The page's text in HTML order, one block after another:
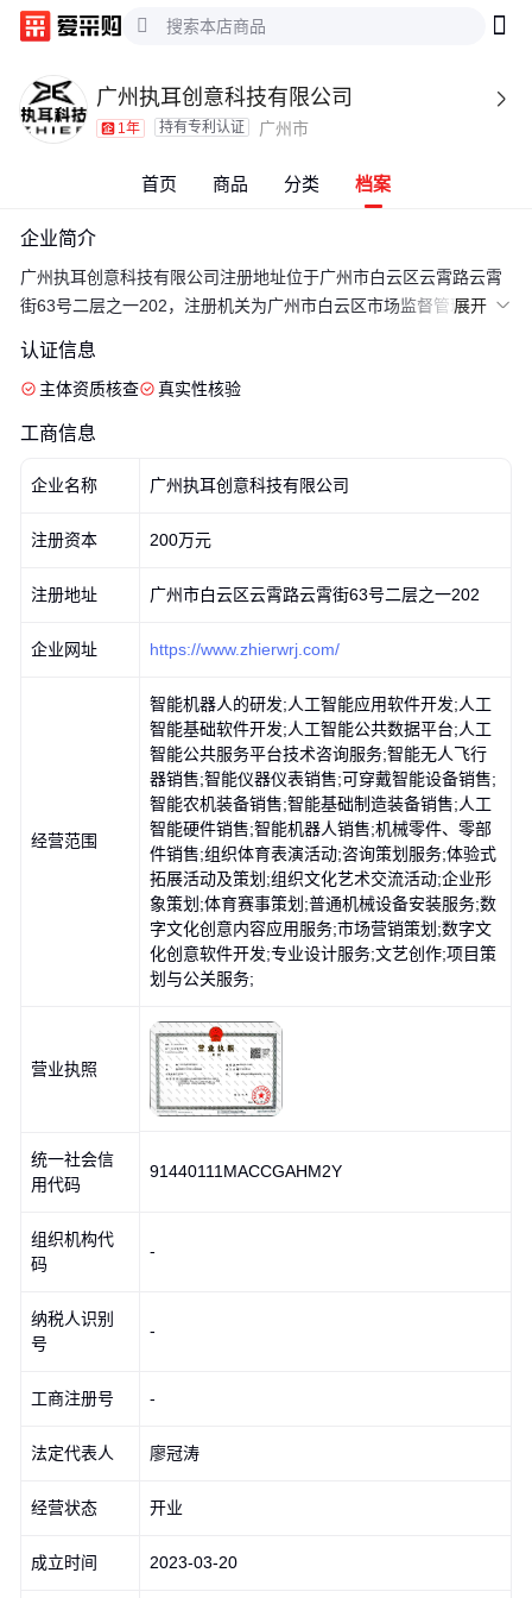
广州执耳创意科技有限公司 
1年 持有专利认证 广州市
首页 商品 分类 档案
企业简介
广州执耳创意科技有限公司注册地址位于广州市白云区云霄路云霄
街63号二层之一202，注册机关为广州市白云区市场监督管理局，
软件开发;人工智能基础软件开发;人工智能公共数据平台;人工智能
公共服务平台技术咨询服务;智能无人飞行器销售;智能仪器仪表销
售;可穿戴智能设备销售;智能农机装备销售;智能基础制造装备销售;
人工智能硬件销售;智能机器人销售;机械零件、零部件销售;组织体
育表演活动;咨询策划服务;体验式拓展活动及策划;组织文化艺术交
化创意内容应用服务;市场营销策划;数字文化创意软件开发;专业设
展开 
认证信息
主体资质核查 真实性核验
工商信息
企业名称 广州执耳创意科技有限公司
注册资本 200万元
注册地址 广州市白云区云霄路云霄街63号二层之一202
企业网址 https://www.zhierwrj.com/
经营范围
智能机器人的研发;人工智能应用软件开发;人工
智能基础软件开发;人工智能公共数据平台;人工
智能公共服务平台技术咨询服务;智能无人飞行
器销售;智能仪器仪表销售;可穿戴智能设备销售;
智能农机装备销售;智能基础制造装备销售;人工
智能硬件销售;智能机器人销售;机械零件、零部
件销售;组织体育表演活动;咨询策划服务;体验式
拓展活动及策划;组织文化艺术交流活动;企业形
象策划;体育赛事策划;普通机械设备安装服务;数
字文化创意内容应用服务;市场营销策划;数字文
化创意软件开发;专业设计服务;文艺创作;项目策
划与公关服务;
营业执照
统一社会信
用代码
91440111MACCGAHM2Y
组织机构代
码
-
纳税人识别
号
-
工商注册号 -
法定代表人 廖冠涛
经营状态 开业
成立时间 2023-03-20